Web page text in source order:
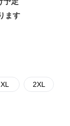
ます
XL 2XL